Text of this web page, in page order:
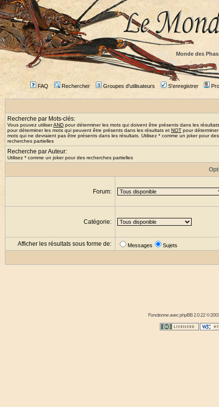
Monde des
FAQ Rechercher Groupes d'utilisateurs S'enregistrer
Recherche par Mots-clés:
Vous pouvez utiliserAND pour déterminer les mots qui doivent être présents dans les
pour déterminer les mots qui peuvent être présents dans les résultats et NOT pour
mots qui ne devraient pas être présents dans les résultats. Utilisez * comme un joker pour des
recherches partielles
Recherche par Auteur:
Utilisez * comme un joker pour des recherches partielles
Forum:
Catégorie:
Afficher les résultats sous forme de: Messages Sujets
Fonctionne avecphpBB2.0.22 ©